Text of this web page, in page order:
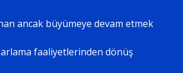
ancak büyümeye devam etmek
faaliyetlerinden dönüş